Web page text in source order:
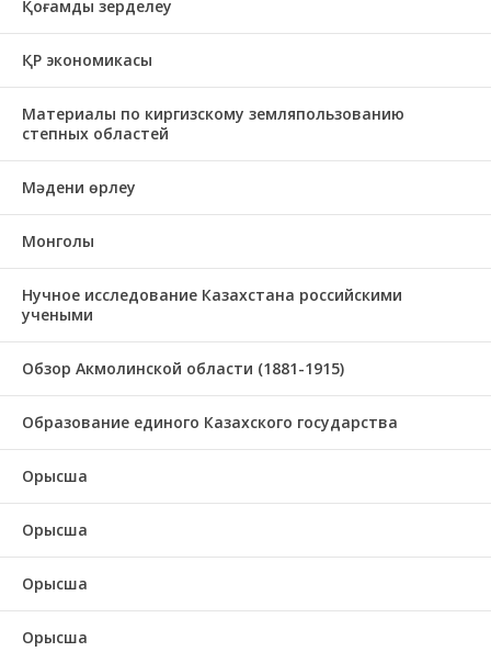
Қоғамды зерделеу
ҚР экономикасы
Материалы по киргизскому земляпользованию
степных областей
Мәдени өрлеу
Монголы
Нучное исследование Казахстана российскими
учеными
Обзор Акмолинской области (1881-1915)
Образование единого Казахского государства
Орысша
Орысша
Орысша
Орысша